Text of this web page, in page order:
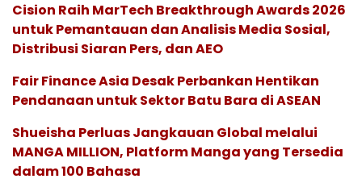
Cision Raih MarTech Breakthrough Awards 2026
untuk Pemantauan dan Analisis Media Sosial,
Distribusi Siaran Pers, dan AEO
Fair Finance Asia Desak Perbankan Hentikan
Pendanaan untuk Sektor Batu Bara di ASEAN
Shueisha Perluas Jangkauan Global melalui
MANGA MILLION, Platform Manga yang Tersedia
dalam 100 Bahasa